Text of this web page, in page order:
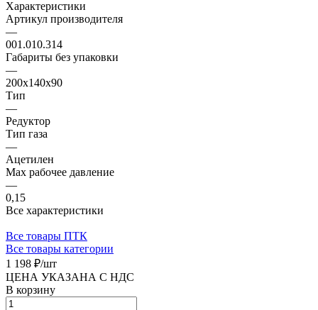
Характеристики
Артикул производителя
—
001.010.314
Габариты без упаковки
—
200х140х90
Тип
—
Редуктор
Тип газа
—
Ацетилен
Мах рабочее давление
—
0,15
Все характеристики
Все товары ПТК
Все товары категории
1 198 ₽/шт
ЦЕНА УКАЗАНА С НДС
В корзину